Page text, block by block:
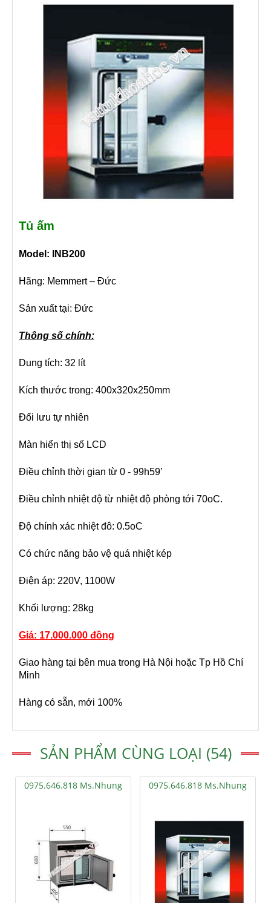
Tủ ấm
Model: INB200
Hãng: Memmert – Đức
Sản xuất tại: Đức
Thông số chính:
Dung tích: 32 lít
Kích thước trong: 400x320x250mm
Đối lưu tự nhiên
Màn hiển thị số LCD
Điều chỉnh thời gian từ 0 - 99h59’
Điều chỉnh nhiệt độ từ nhiệt độ phòng tới 70oC.
Độ chính xác nhiệt đô: 0.5oC
Có chức năng bảo vệ quá nhiệt kép
Điện áp: 220V, 1100W
Khối lượng: 28kg
Giá: 17.000.000 đồng
Giao hàng tại bên mua trong Hà Nội hoặc Tp Hồ Chí
Minh
Hàng có sẵn, mới 100%
SẢN PHẨM CÙNG LOẠI (54)
0975.646.818 Ms.Nhung 0975.646.818 Ms.Nhung